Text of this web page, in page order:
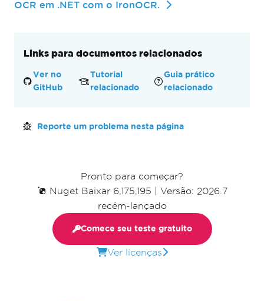
OCR em .NET com o IronOCR.
Links para documentos relacionados
Ver no
GitHub
Tutorial
relacionado
Guia prático
relacionado
Reporte um problema nesta página
Pronto para começar?
Nuget Baixar 6,175,195
Versão: 2026.7
recém-lançado
Comece seu teste gratuito
Ver licenças